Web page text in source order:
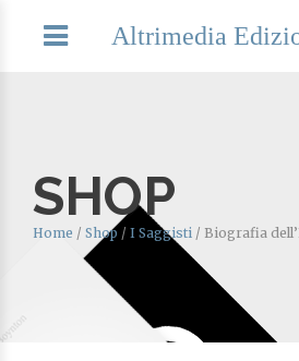
Altrimedia
SHOP
Home / Shop / I Saggisti / Biografia